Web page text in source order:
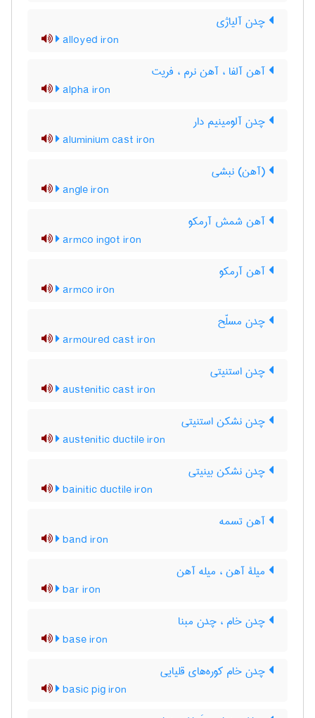
چدن آلیاژی
alloyed iron
آهن آلفا ، آهن نرم ، فریت
alpha iron
چدن آلومینیم دار
aluminium cast iron
(آهن) نبشی
angle iron
آهن شمش آرمکو
armco ingot iron
آهن آرمکو
armco iron
چدن مسلّح
armoured cast iron
چدن استنیتی
austenitic cast iron
چدن نشکن استنیتی
austenitic ductile iron
چدن نشکن بینیتی
bainitic ductile iron
آهن تسمه
band iron
میلۀ آهن ، میله آهن
bar iron
چدن خام ، چدن مبنا
base iron
چدن خام کوره‌های قلیایی
basic pig iron